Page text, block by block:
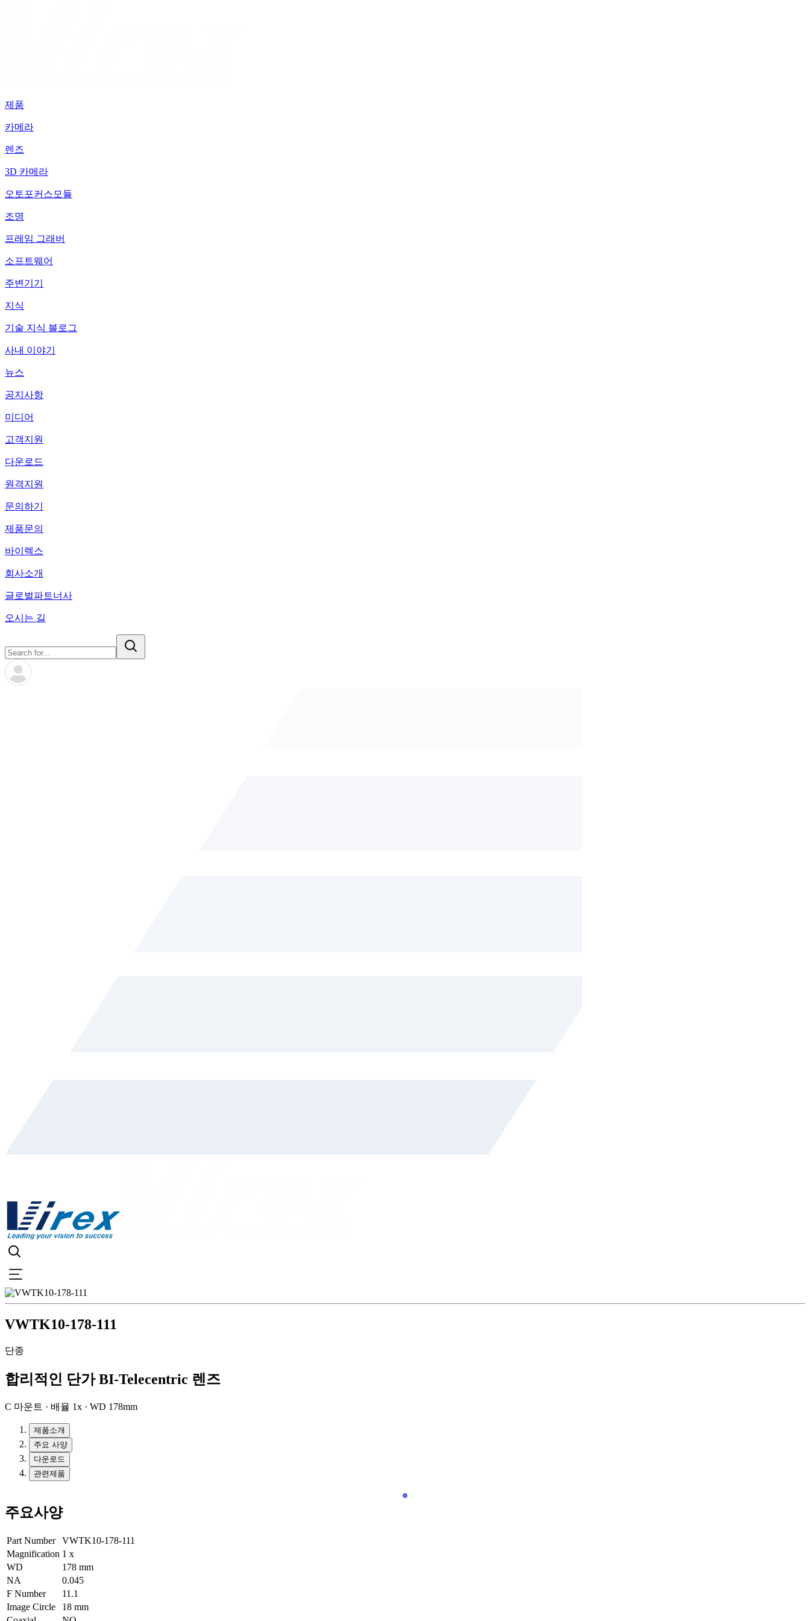
제품
카메라
렌즈
3D 카메라
오토포커스모듈
조명
프레임 그래버
소프트웨어
주변기기
지식
기술 지식 블로그
사내 이야기
뉴스
공지사항
미디어
고객지원
다운로드
원격지원
문의하기
제품문의
바이렉스
회사소개
글로벌파트너사
오시는 길
VWTK10-178-111
단종
합리적인 단가 BI-Telecentric 렌즈
C 마운트 · 배율 1x · WD 178mm
제품소개
주요 사양
다운로드
관련제품
주요사양
Part Number
VWTK10-178-111
Magnification 1 x
WD
178 mm
NA
0.045
F Number
11.1
Image Circle
18 mm